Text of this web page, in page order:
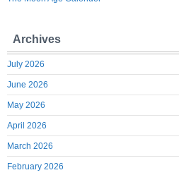
Archives
July 2026
June 2026
May 2026
April 2026
March 2026
February 2026